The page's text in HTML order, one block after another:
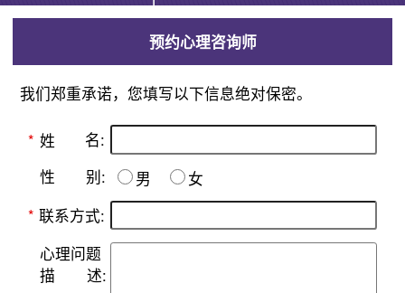
预约心理咨询师
我们郑重承诺，您填写以下信息绝对保密。
* 姓 名:
性 别: 男
女
* 联系方式:
心理问题
描
述: